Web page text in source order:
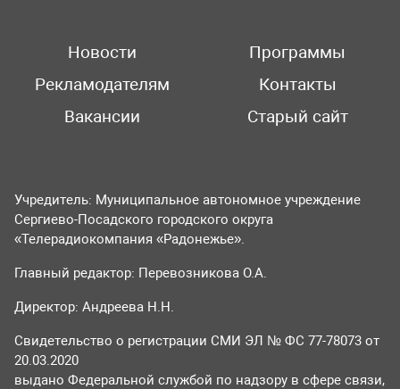
Новости
Программы
Рекламодателям
Контакты
Вакансии
Старый сайт
Учредитель: Муниципальное автономное учреждение
Сергиево-Посадского городского округа
«Телерадиокомпания «Радонежье».
Главный редактор: Перевозникова О.А.
Директор: Андреева Н.Н.
Свидетельство о регистрации СМИ ЭЛ № ФС 77-78073 от
20.03.2020
выдано Федеральной службой по надзору в сфере связи,